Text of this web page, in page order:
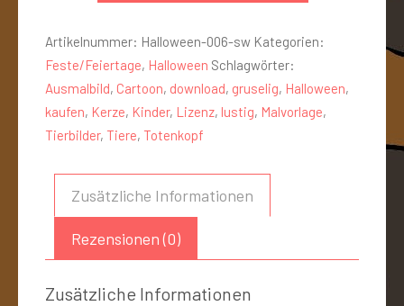
Artikelnummer: Halloween-006-sw Kategorien:
Feste/Feiertage, Halloween Schlagwörter:
Ausmalbild, Cartoon, download, gruselig, Halloween,
kaufen, Kerze, Kinder, Lizenz, lustig, Malvorlage,
Tierbilder, Tiere, Totenkopf
Zusätzliche Informationen
Rezensionen (0)
Zusätzliche Informationen